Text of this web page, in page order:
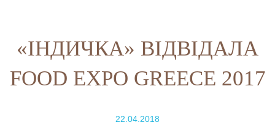
«ІНДИЧКА» ВІДВІДАЛА
FOOD EXPO GREECE 2017
22.04.2018